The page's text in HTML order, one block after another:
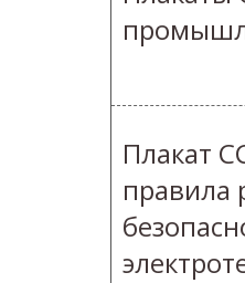
Плакат
правила